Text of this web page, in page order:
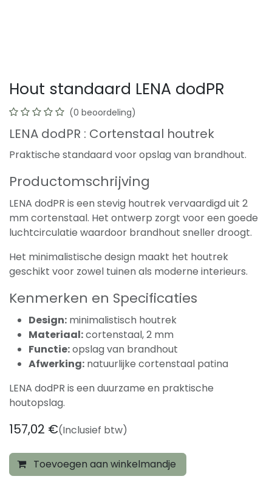
Hout standaard LENA dodPR
(0 beoordeling)
LENA dodPR : Cortenstaal houtrek
Praktische standaard voor opslag van brandhout.
Productomschrijving
LENA dodPR is een stevig houtrek vervaardigd uit 2
mm cortenstaal. Het ontwerp zorgt voor een goede
luchtcirculatie waardoor brandhout sneller droogt.
Het minimalistische design maakt het houtrek
geschikt voor zowel tuinen als moderne interieurs.
Kenmerken en Specificaties
Design: minimalistisch houtrek
Materiaal:cortenstaal, 2 mm
Functie:opslag van brandhout
Afwerking: natuurlijke cortenstaal patina
LENA dodPR is een duurzame en praktische
houtopslag.
157,02 €(Inclusief btw)
Toevoegen aan winkelmandje